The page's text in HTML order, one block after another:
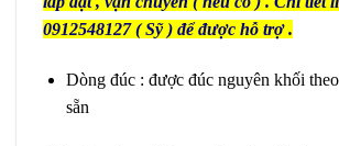
0912548127 ( Sỹ ) để được hỗ trợ .
Dòng đúc : được đúc nguyên khối
sẵn